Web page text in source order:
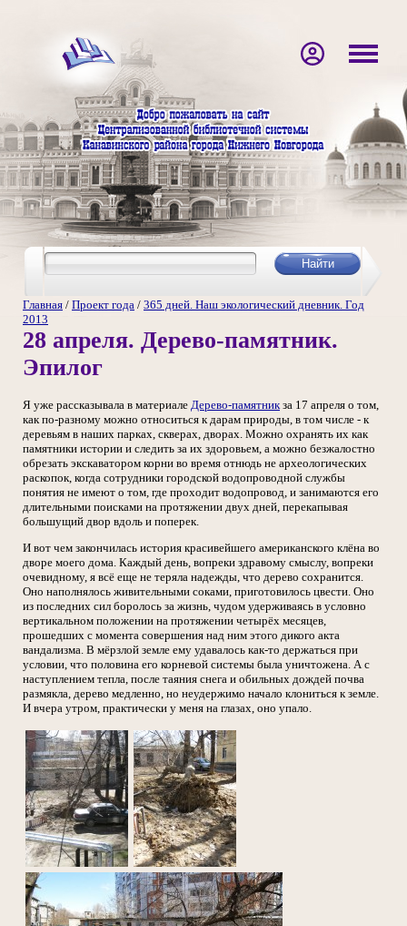
Главная / Проект года / 365 дней. Наш экологический дневник. Год
2013
28 апреля. Дерево-памятник.
Эпилог
Я уже рассказывала в материале Дерево-памятникза 17 апреля о том,
как по-разному можно относиться к дарам природы, в том числе - к
деревьям в наших парках, скверах, дворах. Можно охранять их как
памятники истории и следить за их здоровьем, а можно безжалостно
обрезать экскаватором корни во время отнюдь не археологических
раскопок, когда сотрудники городской водопроводной службы
понятия не имеют о том, где проходит водопровод, и занимаются его
длительными поисками на протяжении двух дней, перекапывая
большущий двор вдоль и поперек.
И вот чем закончилась история красивейшего американского клёна во
дворе моего дома. Каждый день, вопреки здравому смыслу, вопреки
очевидному, я всё еще не теряла надежды, что дерево сохранится.
Оно наполнялось живительными соками, приготовилось цвести. Оно
из последних сил боролось за жизнь, чудом удерживаясь в условно
вертикальном положении на протяжении четырёх месяцев,
прошедших с момента совершения над ним этого дикого акта
вандализма. В мёрзлой земле ему удавалось как-то держаться при
условии, что половина его корневой системы была уничтожена. А с
наступлением тепла, после таяния снега и обильных дождей почва
размякла, дерево медленно, но неудержимо начало клониться к земле.
И вчера утром, практически у меня на глазах, оно упало.